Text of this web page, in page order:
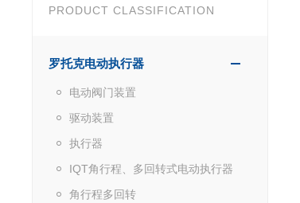
PRODUCT CLASSIFICATION
罗托克电动执行器
电动阀门装置
驱动装置
执行器
IQT角行程、多回转式电动执行器
角行程多回转